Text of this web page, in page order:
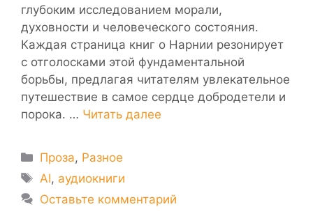
глубоким исследованием морали,
духовности и человеческого состояния.
Каждая страница книг о Нарнии резонирует
с отголосками этой фундаментальной
борьбы, предлагая читателям увлекательное
путешествие в самое сердце добродетели и
порока. … Читать далее
Рубрики
Проза, Разное
Метки
AI, аудиокниги
Оставьте комментарий